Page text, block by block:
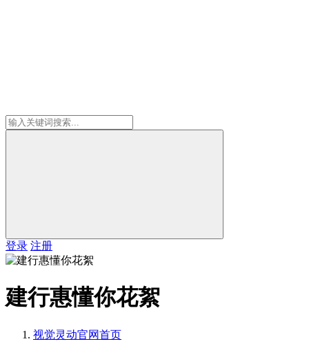
登录 注册
建行惠懂你花絮
视觉灵动官网首页